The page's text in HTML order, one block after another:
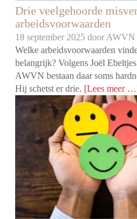
Drie veelgehoorde
arbeidsvoorwaarden
18 september 2025 door AWVN
Welke arbeidsvoorwaarden
belangrijk? Volgens Joël
AWVN bestaan daar soms
Hij schetst er drie. [Lees meer